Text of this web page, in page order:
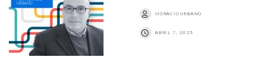
HORACIO URBANO
ABRIL 7, 2025